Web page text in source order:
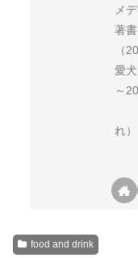
メ
著
（
愛
～
も
れ）
food and drink